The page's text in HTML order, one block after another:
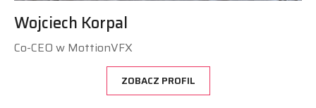
Wojciech Korpal
Co-CEO w MottionVFX
ZOBACZ PROFIL